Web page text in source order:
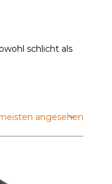
schlicht als